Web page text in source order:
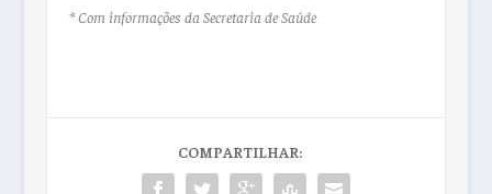
* Com informações da Secretaria de Saúde
COMPARTILHAR: